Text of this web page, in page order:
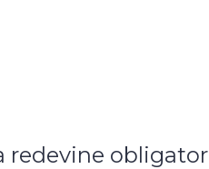
redevine